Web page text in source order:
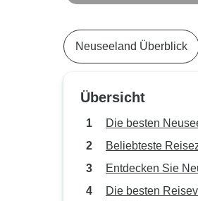
Neuseeland Überblick
Übersicht
Die besten
Beliebteste
Entdecken Sie
Die besten